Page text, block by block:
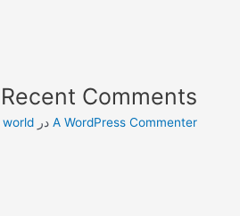
Recent Comments
A WordPress Commenter در